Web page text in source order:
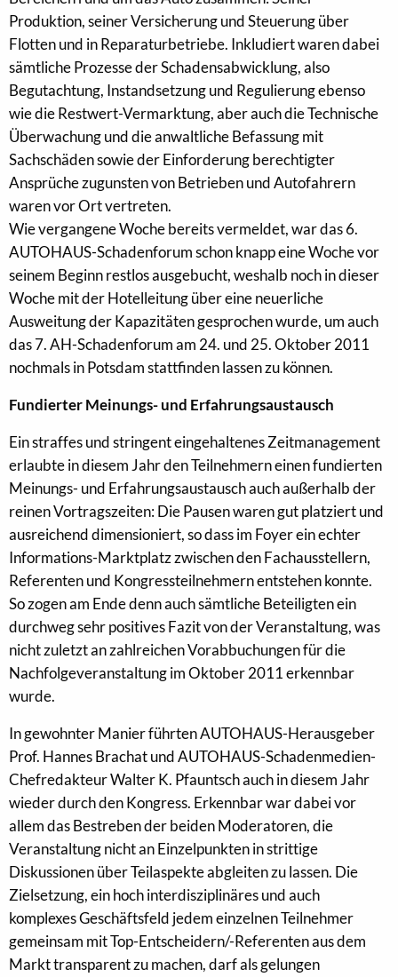
Produktion, seiner Versicherung und Steuerung über
Flotten und in Reparaturbetriebe. Inkludiert waren dabei
sämtliche Prozesse der Schadensabwicklung, also
Begutachtung, Instandsetzung und Regulierung ebenso
wie die Restwert-Vermarktung, aber auch die Technische
Überwachung und die anwaltliche Befassung mit
Sachschäden sowie der Einforderung berechtigter
Ansprüche zugunsten von Betrieben und Autofahrern
waren vor Ort vertreten.
Wie vergangene Woche bereits vermeldet, war das 6.
AUTOHAUS-Schadenforum schon knapp eine Woche vor
seinem Beginn restlos ausgebucht, weshalb noch in dieser
Woche mit der Hotelleitung über eine neuerliche
Ausweitung der Kapazitäten gesprochen wurde, um auch
das 7. AH-Schadenforum am 24. und 25. Oktober 2011
nochmals in Potsdam stattfinden lassen zu können.
Fundierter Meinungs- und Erfahrungsaustausch
Ein straffes und stringent eingehaltenes Zeitmanagement
erlaubte in diesem Jahr den Teilnehmern einen fundierten
Meinungs- und Erfahrungsaustausch auch außerhalb der
reinen Vortragszeiten: Die Pausen waren gut platziert und
ausreichend dimensioniert, so dass im Foyer ein echter
Informations-Marktplatz zwischen den Fachausstellern,
Referenten und Kongressteilnehmern entstehen konnte.
So zogen am Ende denn auch sämtliche Beteiligten ein
durchweg sehr positives Fazit von der Veranstaltung, was
nicht zuletzt an zahlreichen Vorabbuchungen für die
Nachfolgeveranstaltung im Oktober 2011 erkennbar
wurde.
In gewohnter Manier führten AUTOHAUS-Herausgeber
Prof. Hannes Brachat und AUTOHAUS-Schadenmedien-
Chefredakteur Walter K. Pfauntsch auch in diesem Jahr
wieder durch den Kongress. Erkennbar war dabei vor
allem das Bestreben der beiden Moderatoren, die
Veranstaltung nicht an Einzelpunkten in strittige
Diskussionen über Teilaspekte abgleiten zu lassen. Die
Zielsetzung, ein hoch interdisziplinäres und auch
komplexes Geschäftsfeld jedem einzelnen Teilnehmer
gemeinsam mit Top-Entscheidern/-Referenten aus dem
Markt transparent zu machen, darf als gelungen